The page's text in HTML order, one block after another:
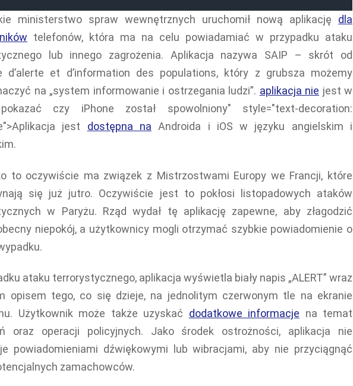
ministerstwo spraw wewnętrznych uruchomił nową aplikację dla
telefonów, która ma na celu powiadamiać w przypadku ataku
lub innego zagrożenia. Aplikacja nazywa SAIP – skrót od
d’alerte et d’information des populations, który z grubsza możemy
na „system informowanie i ostrzegania ludzi”. aplikacja nie jest w
czy iPhone został spowolniony" style="text-decoration:
jest dostępna na Androida i iOS w języku angielskim i
to oczywiście ma związek z Mistrzostwami Europy we Francji, które
się już jutro. Oczywiście jest to pokłosi listopadowych ataków
w Paryżu. Rząd wydał tę aplikację zapewne, aby złagodzić
niepokój, a użytkownicy mogli otrzymać szybkie powiadomienie o
ataku terrorystycznego, aplikacja wyświetla biały napis „ALERT” wraz
opisem tego, co się dzieje, na jednolitym czerwonym tle na ekranie
Użytkownik może także uzyskać dodatkowe informacje na temat
oraz operacji policyjnych. Jako środek ostrożności, aplikacja nie
powiadomieniami dźwiękowymi lub wibracjami, aby nie przyciągnąć
zamachowców.